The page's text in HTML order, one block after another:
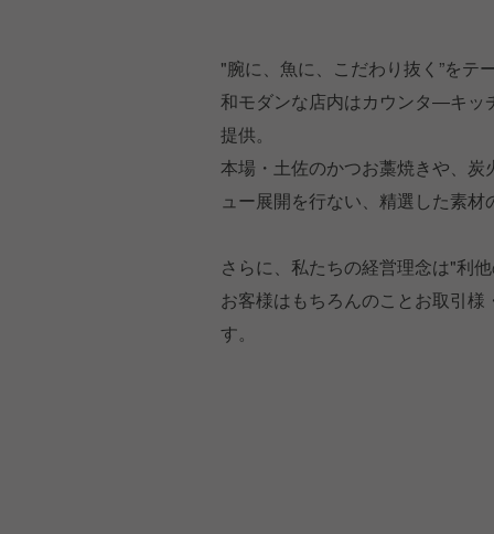
"腕に、魚に、こだわり抜く”をテ
和モダンな店内はカウンタ―キッ
提供。
本場・土佐のかつお藁焼きや、
ュー展開を行ない、精選した素
さらに、私たちの経営理念は"利
お客様はもちろんのことお取引
す。